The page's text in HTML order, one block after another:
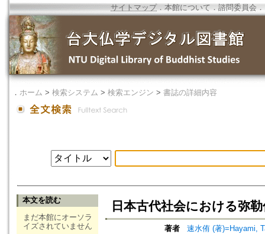
サイトマップ．本館について ． 諮問委員会 ．
． ホーム > 検索システム > 検索エンジン > 書誌の詳細内容
本文を読む
まだ本館にオーソラ
イズされていません
日本古代社会における弥
著者
速水侑 (著)=Hayami,